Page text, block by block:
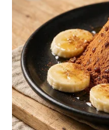
Jednim